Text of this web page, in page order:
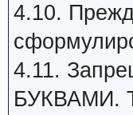
4.10.
4.11.
БУКВАМИ.